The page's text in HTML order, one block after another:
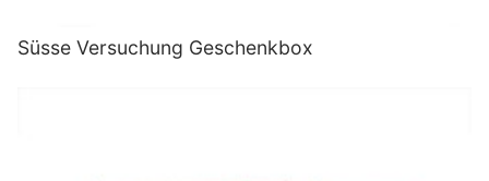
Süsse Versuchung Geschenkbox